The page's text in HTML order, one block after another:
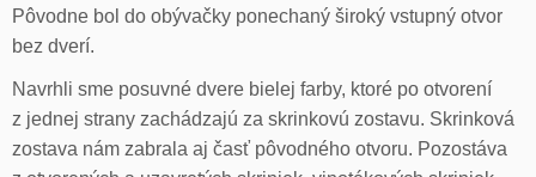
Pôvodne bol do obývačky ponechaný široký vstupný otvor
bez dverí.
Navrhli sme posuvné dvere bielej farby, ktoré po otvorení
z jednej strany zachádzajú za skrinkovú zostavu. Skrinková
zostava nám zabrala aj časť pôvodného otvoru. Pozostáva